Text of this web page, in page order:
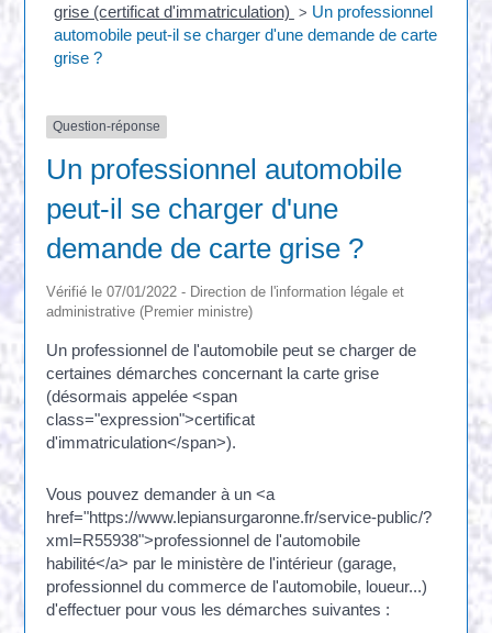
grise (certificat d'immatriculation) > Un professionnel
automobile peut-il se charger d'une demande de carte
grise ?
Question-réponse
Un professionnel automobile
peut-il se charger d'une
demande de carte grise ?
Vérifié le 07/01/2022 - Direction de l'information légale et
administrative (Premier ministre)
Un professionnel de l'automobile peut se charger de
certaines démarches concernant la carte grise
(désormais appelée <span
class="expression">certificat
d'immatriculation</span>).
Vous pouvez demander à un <a
href="https://www.lepiansurgaronne.fr/service-public/?
xml=R55938">professionnel de l'automobile
habilité</a> par le ministère de l'intérieur (garage,
professionnel du commerce de l'automobile, loueur...)
d'effectuer pour vous les démarches suivantes :